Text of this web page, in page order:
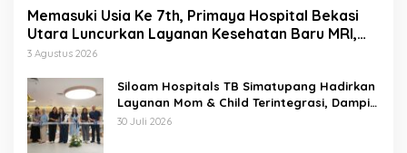
Memasuki Usia Ke 7th, Primaya Hospital Bekasi
Utara Luncurkan Layanan Kesehatan Baru MRI,
Wellness Center, Brain Dan Neurospine Center
3 Agustus 2026
Siloam Hospitals TB Simatupang Hadirkan
Layanan Mom & Child Terintegrasi, Dampin
gi Keluarga Dari Kehamilan Hingga Tumbuh
30 Juli 2026